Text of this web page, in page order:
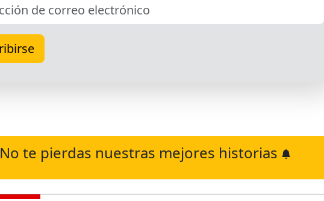
No te pierdas nuestras mejores historias